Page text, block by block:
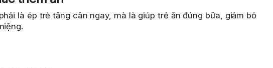
là ép trẻ tăng cân ngay, mà là giúp trẻ ăn đúng bữa, giảm bỏ